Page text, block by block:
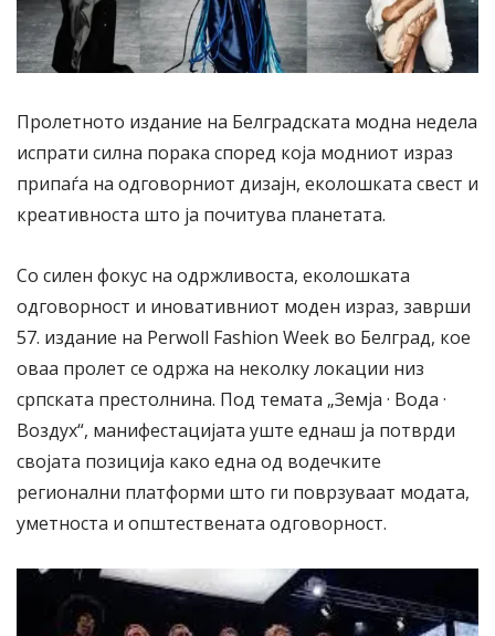
Пролетното издание на Белградската модна недела
испрати силна порака според која модниот израз
припаѓа на одговорниот дизајн, еколошката свест и
креативноста што ја почитува планетата.
Со силен фокус на одржливоста, еколошката
одговорност и иновативниот моден израз, заврши
57. издание на Perwoll Fashion Week во Белград, кое
оваа пролет се одржа на неколку локации низ
српската престолнина. Под темата „Земја · Вода ·
Воздух“, манифестацијата уште еднаш ја потврди
својата позиција како една од водечките
регионални платформи што ги поврзуваат модата,
уметноста и општествената одговорност.